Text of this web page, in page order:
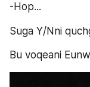
-Hop...
Suga Y/Nni
Bu voqeani